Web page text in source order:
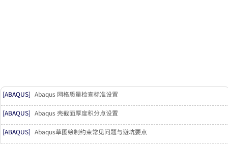
点击 OK，回到 Layers 对话框，根据实际情况设置厚度，比如在
中 Layers 对话框中第二行，创建第二层的材料并指定其厚度，更多层
[ABAQUS] Abaqus 网格质量检查标准设置
[ABAQUS] Abaqus 壳截面厚度积分点设置
[ABAQUS] Abaqus草图绘制约束常见问题与避坑要点